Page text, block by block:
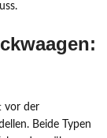
vor der
Beide Typen